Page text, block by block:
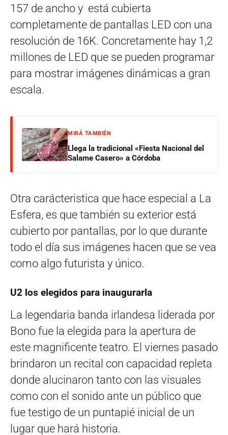
157 de ancho y está cubierta
completamente de pantallas LED con una
resolución de 16K. Concretamente hay 1,2
millones de LED que se pueden programar
para mostrar imágenes dinámicas a gran
escala.
MIRÁ TAMBIÉN
Llega la tradicional «Fiesta Nacional del
Salame Casero» a Córdoba
Otra carácteristica que hace especial a La
Esfera, es que también su exterior está
cubierto por pantallas, por lo que durante
todo el día sus imágenes hacen que se vea
como algo futurista y único.
U2 los elegidos para inaugurarla
La legendaria banda irlandesa liderada por
Bono fue la elegida para la apertura de
este magnificente teatro. El viernes pasado
brindaron un recital con capacidad repleta
donde alucinaron tanto con las visuales
como con el sonido ante un público que
fue testigo de un puntapié inicial de un
lugar que hará historia.